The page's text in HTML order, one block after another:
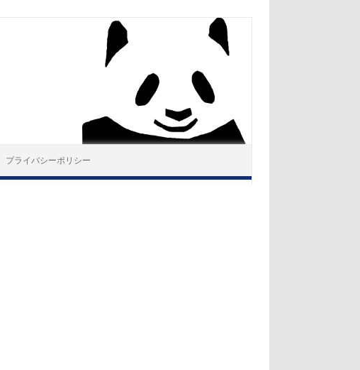
プライバシーポリシー